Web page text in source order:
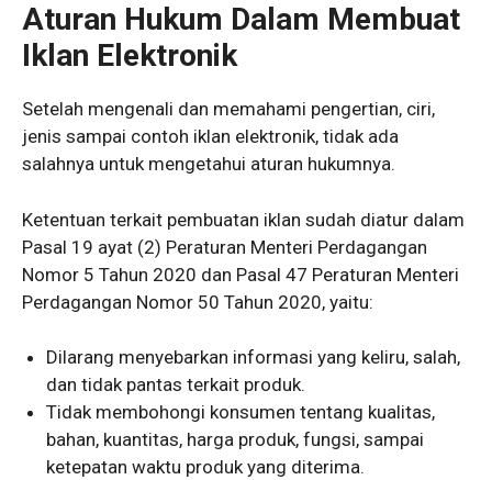
Aturan Hukum Dalam Membuat
Iklan Elektronik
Setelah mengenali dan memahami pengertian, ciri,
jenis sampai contoh iklan elektronik, tidak ada
salahnya untuk mengetahui aturan hukumnya.
Ketentuan terkait pembuatan iklan sudah diatur dalam
Pasal 19 ayat (2) Peraturan Menteri Perdagangan
Nomor 5 Tahun 2020 dan Pasal 47 Peraturan Menteri
Perdagangan Nomor 50 Tahun 2020, yaitu:
Dilarang menyebarkan informasi yang keliru, salah,
dan tidak pantas terkait produk.
Tidak membohongi konsumen tentang kualitas,
bahan, kuantitas, harga produk, fungsi, sampai
ketepatan waktu produk yang diterima.